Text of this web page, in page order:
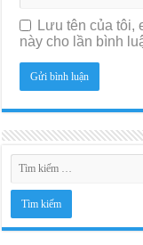
Lưu tên của tôi,
này cho lần bình